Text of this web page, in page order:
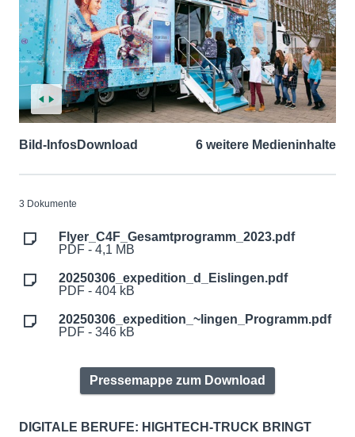
Bild-InfosDownload 6 weitere Medieninhalte
3 Dokumente
Flyer_C4F_Gesamtprogramm_2023.pdf
PDF - 4,1 MB
20250306_expedition_d_Eislingen.pdf
PDF - 404 kB
20250306_expedition_~lingen_Programm.pdf
PDF - 346 kB
Pressemappe zum Download
DIGITALE BERUFE: HIGHTECH-TRUCK BRINGT